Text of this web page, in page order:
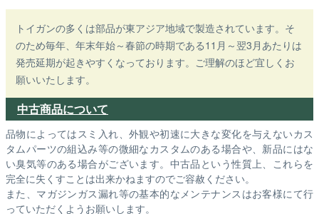
トイガンの多くは部品が東アジア地域で製造されています。そ
のため毎年、年末年始～春節の時期である11月～翌3月あたりは
発売延期が起きやすくなっております。ご理解のほど宜しくお
願いいたします。
中古商品について
品物によってはスミ入れ、外観や初速に大きな変化を与えないカス
タムパーツの組込み等の微細なカスタムのある場合や、新品にはな
い臭気等のある場合がございます。中古品という性質上、これらを
完全に失くすことは出来かねますのでご容赦ください。
また、マガジンガス漏れ等の基本的なメンテナンスはお客様にて行
っていただくようお願いします。